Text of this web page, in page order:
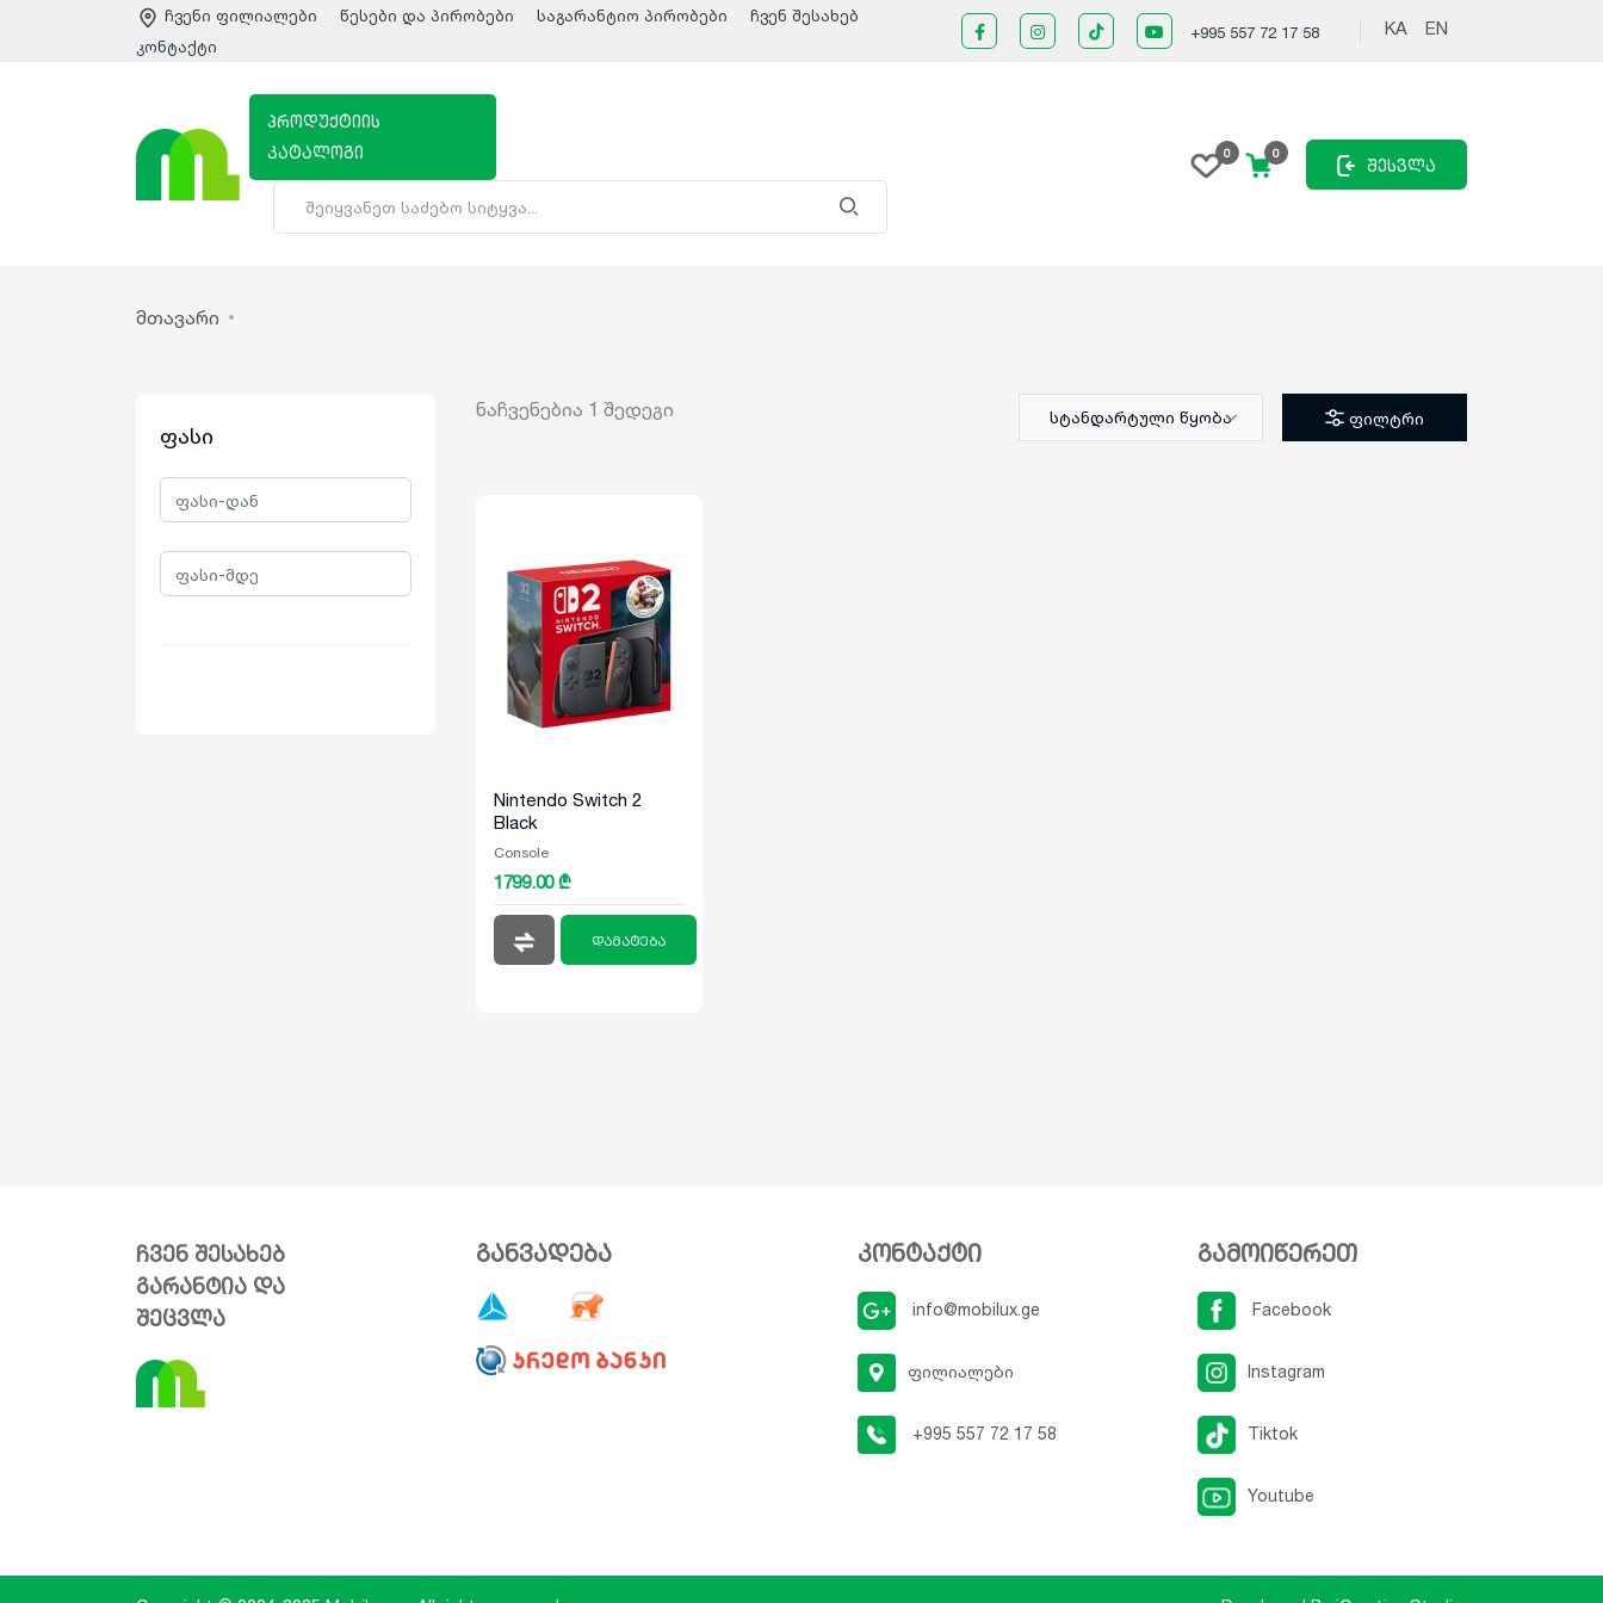
ჩვენი ფილიალები წესები და პირობები საგარანტიო პირობები
ჩვენ შესახებ
კონტაქტი
+995 557 72 17 58 KA EN
პროდუქტიის
კატალოგი
0 0
შესვლა
მთავარი
ფასი
ნაჩვენებია 1 შედეგი სტანდარტული წყობა ფილტრი
Nintendo Switch 2
Black
Console
1799.00 ₾
დამატება
ჩვენ შესახებ
გარანტია და
შეცვლა
განვადება კონტაქტი
info@mobilux.ge
ფილიალები
+995 557 72 17 58
გამოიწერეთ
Facebook
Instagram
Tiktok
Youtube